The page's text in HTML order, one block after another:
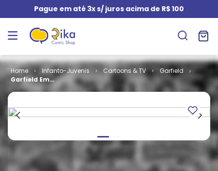
Pague em até 3x s/ juros acima de R$ 100
Infanto-Juvenis Cartoons & TV
Garfield
Garfield Em
Ação - 1ª Série